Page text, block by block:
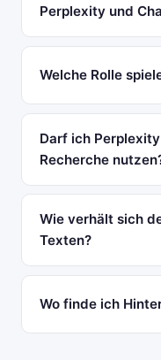
Perplexity und
Welche Rolle
Darf ich
Recherche
Wie verhält sich
Texten?
Wo finde ich